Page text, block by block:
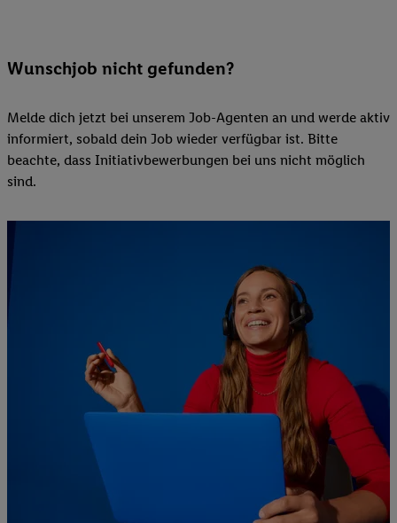
Wunschjob nicht gefunden?
Melde dich jetzt bei unserem Job-Agenten an und werde aktiv
informiert, sobald dein Job wieder verfügbar ist. Bitte
beachte, dass Initiativbewerbungen bei uns nicht möglich
sind.